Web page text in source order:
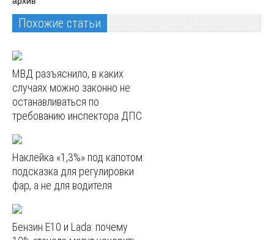
Похожие статьи
МВД разъяснило, в каких
случаях можно законно не
останавливаться по
требованию инспектора ДПС
Наклейка «1,3%» под капотом:
подсказка для регулировки
фар, а не для водителя
Бензин E10 и Lada: почему